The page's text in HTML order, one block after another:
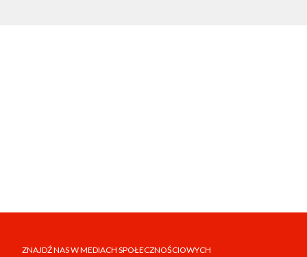
ZNAJDŹ NAS W MEDIACH SPOŁECZNOŚCIOWYCH